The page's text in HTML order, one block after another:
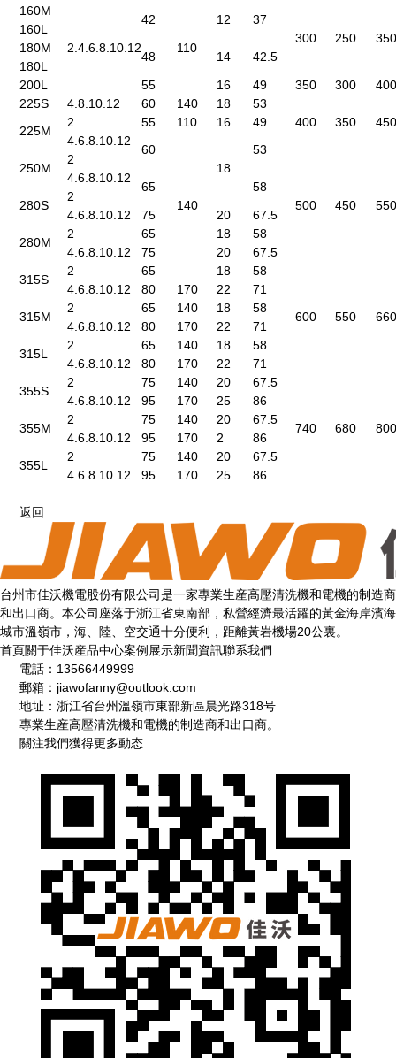
160M
2.4.6.8.10.12
42
110
12
37
300
250
160L
180M
48 14 42.5
180L
200L
55 16 49 350 300
225S
4.8.10.12 60 140 18
53
400
350
225M
2 55 110 16
49
4.6.8.10.12
60
140
18
53
250M
2
500 450
4.6.8.10.12
65
58
280S
2
4.6.8.10.12
75 20
67.5
280M
2 65 18
58
4.6.8.10.12
75 20
67.5
315S
2 65 18 58
600 550
4.6.8.10.12 80 170 22
71
315M
2 65 140 18
58
4.6.8.10.12
80 170 22
71
315L
2 65 140 18
58
4.6.8.10.12
80 170 22
71
355S
2 75 140 20 67.5
740 680
4.6.8.10.12 95 170 25
86
355M
2 75 140 20
67.5
4.6.8.10.12
95 170 2
86
355L
2 75 140 20
67.5
4.6.8.10.12
95 170 25 86
返回
台州市佳沃機電股份有限公司是一家專業生産高壓清洗機和電機的制造商
和出口商。本公司座落于浙江省東南部，私營經濟最活躍的黃金海岸濱海
城市溫嶺市，海、陸、空交通十分便利，距離黃岩機場20公裏。
首頁關于佳沃産品中心案例展示新聞資訊聯系我們
電話：13566449999
郵箱： jiawofanny@outlook.com
地址：浙江省台州溫嶺市東部新區晨光路318号
專業生産高壓清洗機和電機的制造商和出口商。
關注我們獲得更多動态